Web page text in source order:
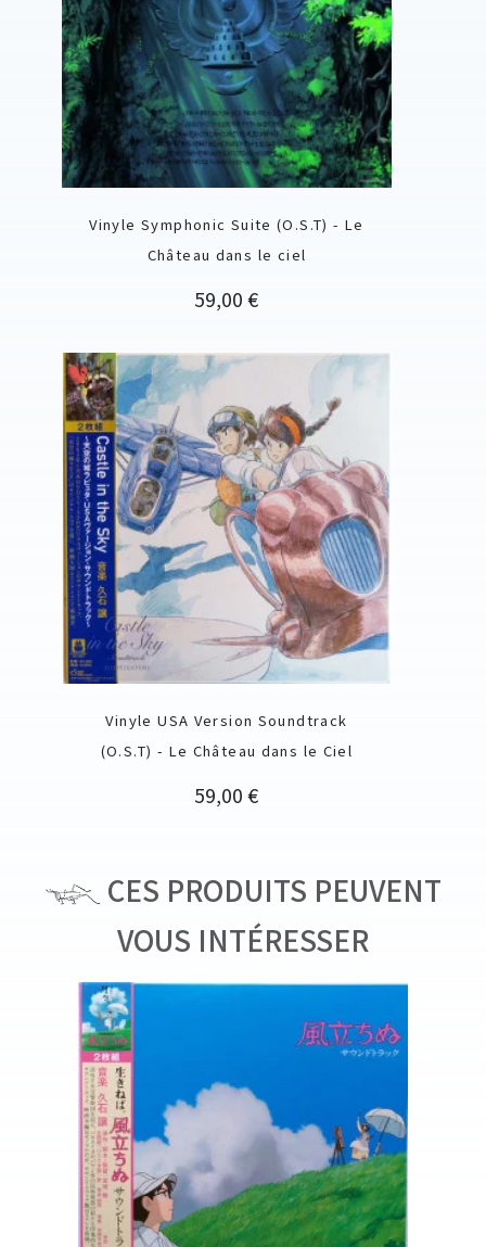
Vinyle Symphonic Suite (O.S.T) - Le
Château dans le ciel
Prix
59,00 €
Vinyle USA Version Soundtrack
(O.S.T) - Le Château dans le Ciel
Prix
59,00 €
CES PRODUITS PEUVENT
VOUS INTÉRESSER